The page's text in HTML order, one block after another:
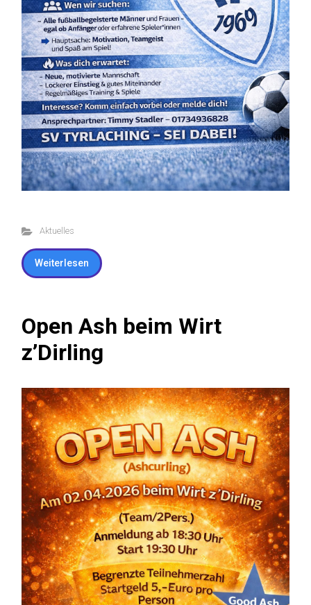
Aktuelles
Weiterlesen
Open Ash beim Wirt
z’Dirling